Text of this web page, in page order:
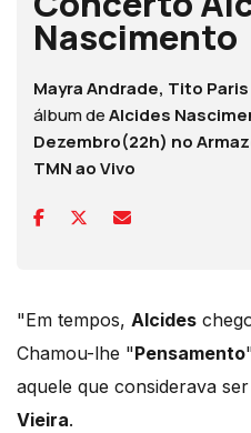
Nascimento
Mayra Andrade, Tito Paris
álbum deAlcides
Dezembro(22h) no
TMN ao Vivo
"Em tempos, Alcides
Chamou-lhe "Pensamento
aquele que considerava
Vieira.